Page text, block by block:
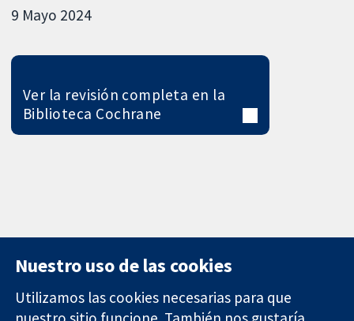
9 Mayo 2024
Ver la revisión completa en la
Biblioteca Cochrane
Nuestro uso de las cookies
Utilizamos las cookies necesarias para que